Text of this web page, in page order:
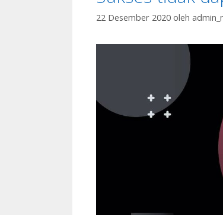
22 Desember 2020 oleh